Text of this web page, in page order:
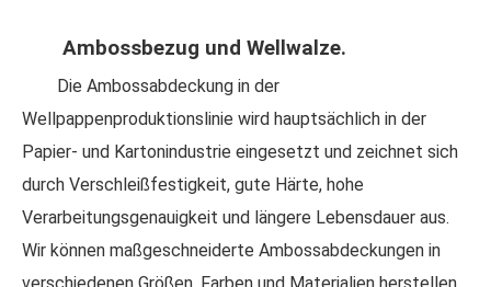
Ambossbezug und Wellwalze.
Die Ambossabdeckung in der
Wellpappenproduktionslinie wird hauptsächlich in der
Papier- und Kartonindustrie eingesetzt und zeichnet sich
durch Verschleißfestigkeit, gute Härte, hohe
Verarbeitungsgenauigkeit und längere Lebensdauer aus.
Wir können maßgeschneiderte Ambossabdeckungen in